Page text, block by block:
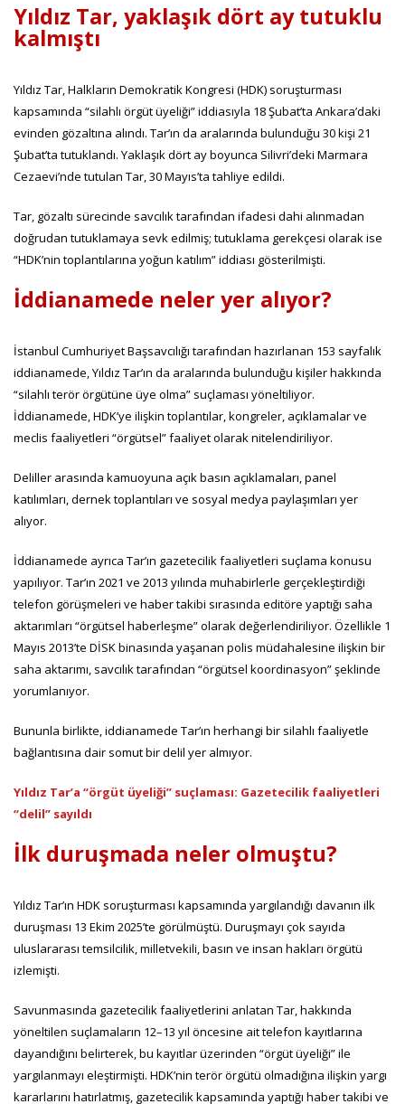
Yıldız Tar, yaklaşık dört ay tutuklu
kalmıştı
Yıldız Tar, Halkların Demokratik Kongresi (HDK) soruşturması
kapsamında “silahlı örgüt üyeliği” iddiasıyla 18 Şubat’ta Ankara’daki
evinden gözaltına alındı. Tar’ın da aralarında bulunduğu 30 kişi 21
Şubat’ta tutuklandı. Yaklaşık dört ay boyunca Silivri’deki Marmara
Cezaevi’nde tutulan Tar, 30 Mayıs’ta tahliye edildi.
Tar, gözaltı sürecinde savcılık tarafından ifadesi dahi alınmadan
doğrudan tutuklamaya sevk edilmiş; tutuklama gerekçesi olarak ise
“HDK’nin toplantılarına yoğun katılım” iddiası gösterilmişti.
İddianamede neler yer alıyor?
İstanbul Cumhuriyet Başsavcılığı tarafından hazırlanan 153 sayfalık
iddianamede, Yıldız Tar’ın da aralarında bulunduğu kişiler hakkında
“silahlı terör örgütüne üye olma” suçlaması yöneltiliyor.
İddianamede, HDK’ye ilişkin toplantılar, kongreler, açıklamalar ve
meclis faaliyetleri “örgütsel” faaliyet olarak nitelendiriliyor.
Deliller arasında kamuoyuna açık basın açıklamaları, panel
katılımları, dernek toplantıları ve sosyal medya paylaşımları yer
alıyor.
İddianamede ayrıca Tar’ın gazetecilik faaliyetleri suçlama konusu
yapılıyor. Tar’ın 2021 ve 2013 yılında muhabirlerle gerçekleştirdiği
telefon görüşmeleri ve haber takibi sırasında editöre yaptığı saha
aktarımları “örgütsel haberleşme” olarak değerlendiriliyor. Özellikle 1
Mayıs 2013’te DİSK binasında yaşanan polis müdahalesine ilişkin bir
saha aktarımı, savcılık tarafından “örgütsel koordinasyon” şeklinde
yorumlanıyor.
Bununla birlikte, iddianamede Tar’ın herhangi bir silahlı faaliyetle
bağlantısına dair somut bir delil yer almıyor.
Yıldız Tar’a “örgüt üyeliği” suçlaması: Gazetecilik faaliyetleri
“delil” sayıldı
İlk duruşmada neler olmuştu?
Yıldız Tar’ın HDK soruşturması kapsamında yargılandığı davanın ilk
duruşması 13 Ekim 2025’te görülmüştü. Duruşmayı çok sayıda
uluslararası temsilcilik, milletvekili, basın ve insan hakları örgütü
izlemişti.
Savunmasında gazetecilik faaliyetlerini anlatan Tar, hakkında
yöneltilen suçlamaların 12–13 yıl öncesine ait telefon kayıtlarına
dayandığını belirterek, bu kayıtlar üzerinden “örgüt üyeliği” ile
yargılanmayı eleştirmişti. HDK’nin terör örgütü olmadığına ilişkin yargı
kararlarını hatırlatmış, gazetecilik kapsamında yaptığı haber takibi ve